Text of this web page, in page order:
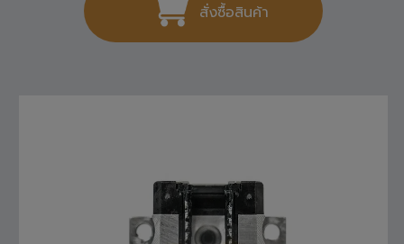
สั่งซื้อสินค้า